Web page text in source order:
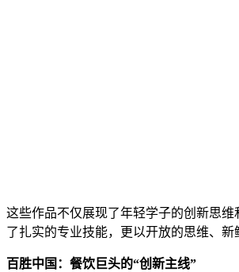
这些作品不仅展现了年轻学子的创新思
了扎实的专业技能，更以开放的思维、
百胜中国：餐饮巨头的“创新主线”